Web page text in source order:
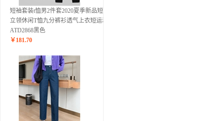
短袖套装t恤男2件套2020夏季新品短袖
立领休闲T恤九分裤衫透气上衣短运动
ATD2868黑色
￥ 181.70